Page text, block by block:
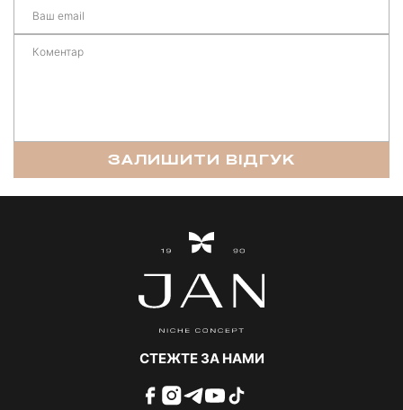
ЗАЛИШИТИ ВІДГУК
СТЕЖТЕ ЗА НАМИ